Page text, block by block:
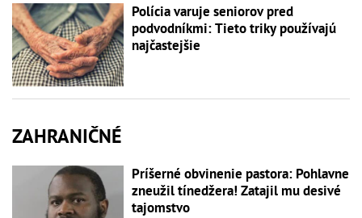
Polícia varuje seniorov pred
podvodníkmi: Tieto triky používajú
najčastejšie
ZAHRANIČNÉ
Príšerné obvinenie pastora: Pohlavne
zneužil tínedžera! Zatajil mu desivé
tajomstvo